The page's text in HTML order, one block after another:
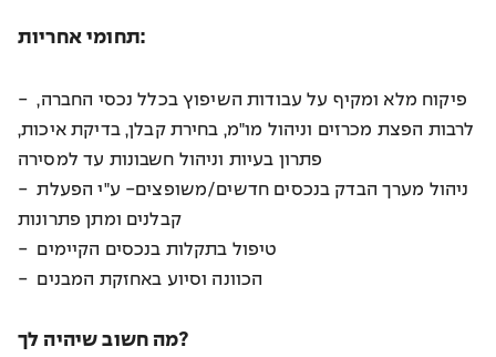
תחומי אחריות:
- פיקוח מלא ומקיף על עבודות השיפוץ בכלל נכסי החברה,
לרבות הפצת מכרזים וניהול מו"מ, בחירת קבלן, בדיקת איכות,
פתרון בעיות וניהול חשבונות עד למסירה
- ניהול מערך הבדק בנכסים חדשים/משופצים- ע"י הפעלת
קבלנים ומתן פתרונות
- טיפול בתקלות בנכסים הקיימים
- הכוונה וסיוע באחזקת המבנים
מה חשוב שיהיה לך?